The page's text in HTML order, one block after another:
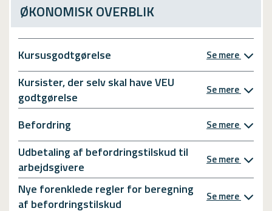
ØKONOMISK OVERBLIK
Kursusgodtgørelse Se mere
Kursister, der selv skal have VEU
godtgørelse
Se mere
Befordring Se mere
Udbetaling af befordringstilskud til
arbejdsgivere
Se mere
Nye forenklede regler for beregning
af befordringstilskud
Se mere